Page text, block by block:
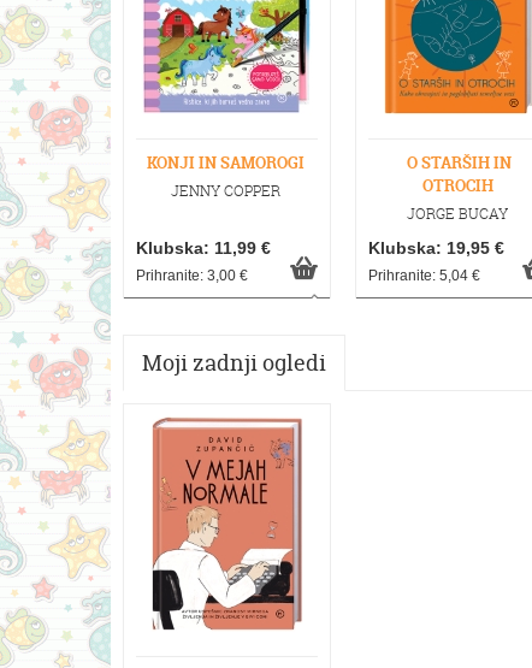
KONJI IN SAMOROGI
JENNY COPPER
Klubska: 11,99 €
Prihranite: 3,00 €
O STARŠIH IN
OTROCIH
JORGE BUCAY
Klubska: 19,95 €
Prihranite: 5,04 €
Moji zadnji ogledi